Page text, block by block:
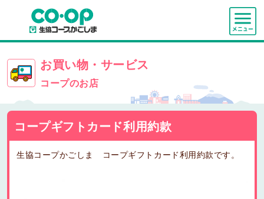
お買い物・サービス
コープのお店
コープギフトカード利用約款
生協コープかごしま コープギフトカード利用約款です。